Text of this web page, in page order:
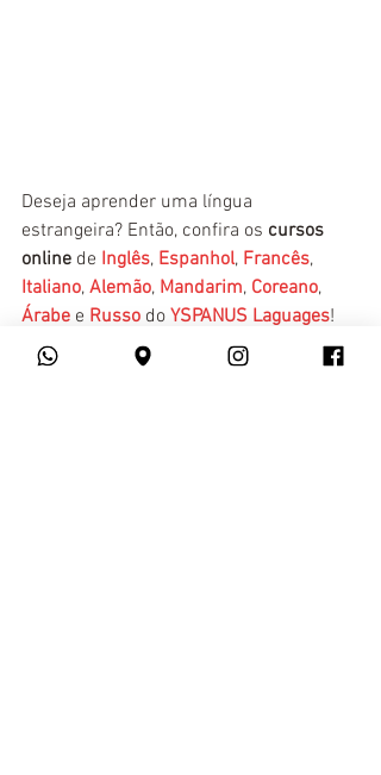
Deseja aprender uma língua
estrangeira? Então, confira os cursos
online de Inglês, Espanhol, Francês,
Italiano, Alemão, Mandarim, Coreano,
Árabe e Russo do YSPANUS Laguages!